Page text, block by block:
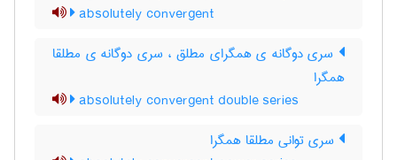
absolutely convergent
سری دوگانه ی همگرای مطلق ، سری دوگانه ی مطلقا
همگرا
absolutely convergent double series
سری توانی مطلقا همگرا